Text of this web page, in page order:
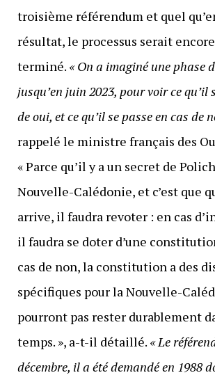
troisième référendum et quel
résultat, le processus serait
terminé. « On a imaginé une phase
jusqu’en juin 2023, pour voir ce qu’il
de oui, et ce qu’il se passe en cas de
rappelé le ministre français des
« Parce qu’il y a un secret de
Nouvelle-Calédonie, et c’est que
arrive, il faudra revoter : en cas
il faudra se doter d’une
cas de non, la constitution a des
spécifiques pour la Nouvelle-
pourront pas rester durablement
temps. », a-t-il détaillé. « Le
décembre, il a été demandé en 1988